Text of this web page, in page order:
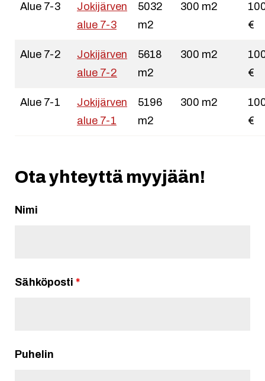
Alue 7-3
Jokijärven
alue 7-3
5032
m2
300 m2
€
Alue 7-2
Jokijärven
alue 7-2
5618
m2
300 m2
€
Alue 7-1
Jokijärven
alue 7-1
5196
m2
300 m2
€
Ota yhteyttä myyjään!
Nimi
Sähköposti *
Puhelin